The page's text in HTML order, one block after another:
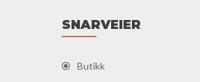
SNARVEIER
Butikk